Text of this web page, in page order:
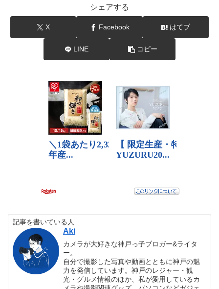
シェアする
X Facebook はてブ
LINE コピー
記事を書いている人
Aki
カメラが大好きな神戸っ子ブロガー&ライタ
ー。
自分で撮影した写真や動画とともに神戸の魅
力を発信しています。神戸のレジャー・観
光・グルメ情報のほか、私が愛用しているカ